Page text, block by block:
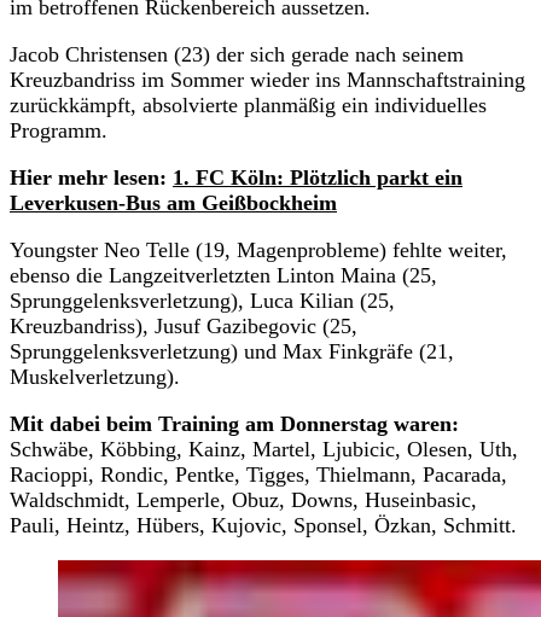
im betroffenen Rückenbereich aussetzen.
Jacob Christensen (23) der sich gerade nach seinem
Kreuzbandriss im Sommer wieder ins Mannschaftstraining
zurückkämpft, absolvierte planmäßig ein individuelles
Programm.
Hier mehr lesen: 1. FC Köln: Plötzlich parkt ein
Leverkusen-Bus am Geißbockheim
Youngster Neo Telle (19, Magenprobleme) fehlte weiter,
ebenso die Langzeitverletzten Linton Maina (25,
Sprunggelenksverletzung), Luca Kilian (25,
Kreuzbandriss), Jusuf Gazibegovic (25,
Sprunggelenksverletzung) und Max Finkgräfe (21,
Muskelverletzung).
Mit dabei beim Training am Donnerstag waren:
Schwäbe, Köbbing, Kainz, Martel, Ljubicic, Olesen, Uth,
Racioppi, Rondic, Pentke, Tigges, Thielmann, Pacarada,
Waldschmidt, Lemperle, Obuz, Downs, Huseinbasic,
Pauli, Heintz, Hübers, Kujovic, Sponsel, Özkan, Schmitt.